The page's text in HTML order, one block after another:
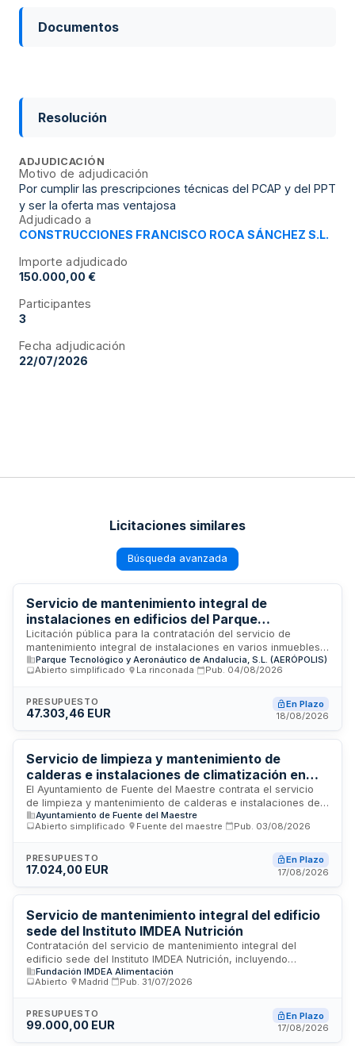
Documentos
Resolución
ADJUDICACIÓN
Motivo de adjudicación
Por cumplir las prescripciones técnicas del PCAP y del PPT
y ser la oferta mas ventajosa
Adjudicado a
CONSTRUCCIONES FRANCISCO ROCA SÁNCHEZ S.L.
Importe adjudicado
150.000,00 €
Participantes
3
Fecha adjudicación
22/07/2026
Licitaciones similares
Búsqueda avanzada
Servicio de mantenimiento integral de
instalaciones en edificios del Parque
Tecnológico y Aeronáutico de Andalucía
(Aerópolis)
Licitación pública para la contratación del servicio de
mantenimiento integral de instalaciones en varios inmuebles
ubicados en el Parque Tecnológico y Aeronáutico de
Andalucía (Aerópolis), localizado en La Rinconada. Los
Ingeniería e Innovación Aeroespacial (edificios este y oeste),
Aeronautic Suppliers Village, Centro de Empresas y módulos
funcionamiento óptimo de todas las instalaciones de los
edificios. La adjudicación corresponde al Parque
Tecnológico y Aeronáutico de Andalucía, S.L. (Aerópolis).
Parque Tecnológico y Aeronáutico de Andalucia, S.L. (AERÓPOLIS)
Abierto simplificado
La rinconada Pub. 04/08/2026
PRESUPUESTO
47.303,46 EUR
En Plazo
18/08/2026
Servicio de limpieza y mantenimiento de
calderas e instalaciones de climatización en
edificios municipales de Fuente del Maestre
El Ayuntamiento de Fuente del Maestre contrata el servicio
de limpieza y mantenimiento de calderas e instalaciones de
climatización en sus edificios municipales, incluyendo los
colegios públicos San José de Calasanz y Cruz Valero, así
Centro Joven. La contratación se realiza mediante
procedimiento abierto simplificado abreviado, requiriendo
e inscripción en registros específicos de instalaciones
térmicas y manipulación de gases fluorados.
Ayuntamiento de Fuente del Maestre
Abierto simplificado
Fuente del maestre Pub. 03/08/2026
PRESUPUESTO
17.024,00 EUR
En Plazo
17/08/2026
Servicio de mantenimiento integral del edificio
sede del Instituto IMDEA Nutrición
Contratación del servicio de mantenimiento integral del
edificio sede del Instituto IMDEA Nutrición, incluyendo
actuaciones preventivas, correctivas y técnico-legales de
todas las instalaciones. El servicio comprende la adscripción
instalaciones electrotécnicas o electrónicas y experiencia
mínima de ocho años en mantenimiento de instalaciones
Fundación IMDEA Alimentación
Abierto
Madrid Pub. 31/07/2026
PRESUPUESTO
99.000,00 EUR
En Plazo
17/08/2026